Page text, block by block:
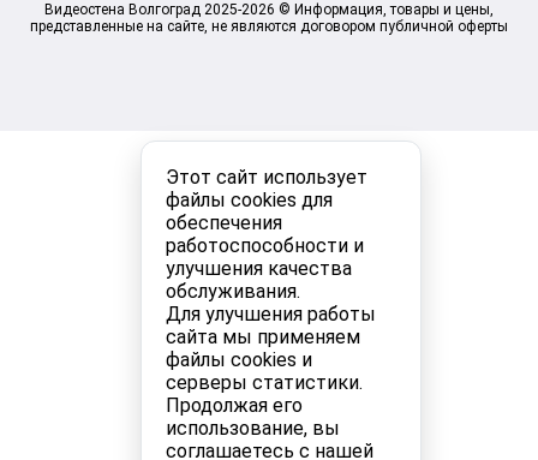
Этот сайт использует
файлы cookies для
обеспечения
работоспособности и
улучшения качества
обслуживания.
Для улучшения работы
сайта мы применяем
файлы cookies и
серверы статистики.
Продолжая его
использование, вы
соглашаетесь с нашей
Видеостена Волгоград 2025-2026 © Информация, товары и цены,
представленные на сайте, не являются договором публичной оферты